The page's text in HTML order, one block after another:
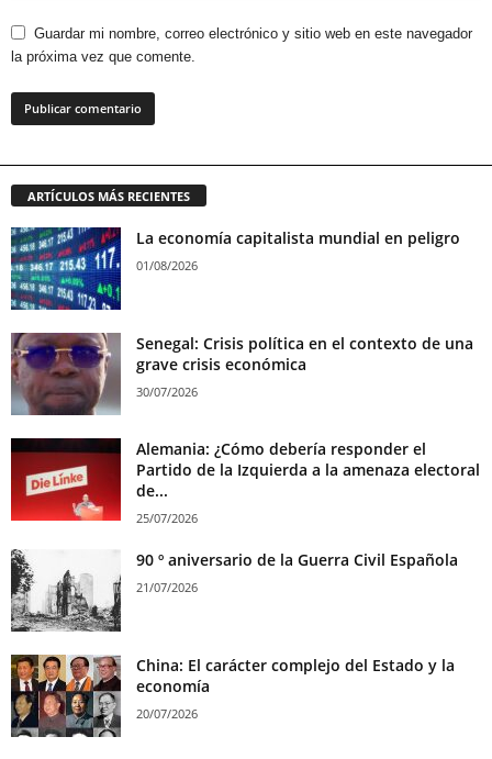
Guardar mi nombre, correo electrónico y sitio web en este navegador
la próxima vez que comente.
ARTÍCULOS MÁS RECIENTES
La economía capitalista mundial en peligro
01/08/2026
Senegal: Crisis política en el contexto de una
grave crisis económica
30/07/2026
Alemania: ¿Cómo debería responder el
Partido de la Izquierda a la amenaza electoral
de...
25/07/2026
90 º aniversario de la Guerra Civil Española
21/07/2026
China: El carácter complejo del Estado y la
economía
20/07/2026